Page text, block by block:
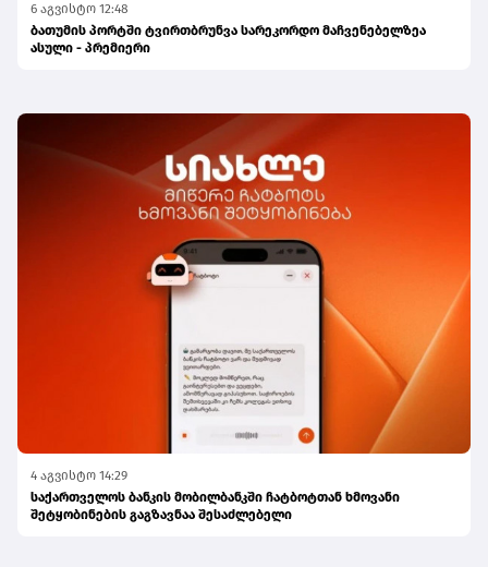
6 აგვისტო 12:48
ბათუმის პორტში ტვირთბრუნვა სარეკორდო მაჩვენებელზეა
ასული - პრემიერი
4 აგვისტო 14:29
საქართველოს ბანკის მობილბანკში ჩატბოტთან ხმოვანი
შეტყობინების გაგზავნაა შესაძლებელი